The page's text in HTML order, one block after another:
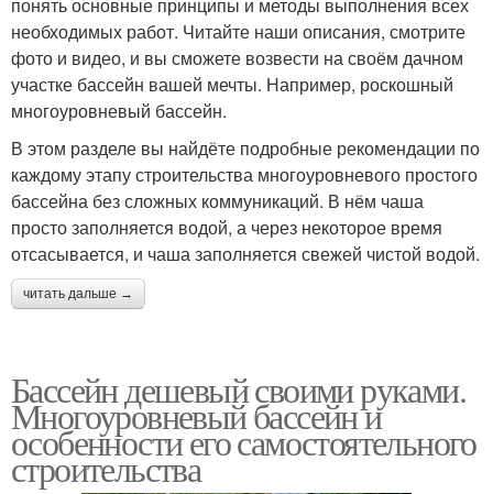
понять основные принципы и методы выполнения всех
необходимых работ. Читайте наши описания, смотрите
фото и видео, и вы сможете возвести на своём дачном
участке бассейн вашей мечты. Например, роскошный
многоуровневый бассейн.
В этом разделе вы найдёте подробные рекомендации по
каждому этапу строительства многоуровневого простого
бассейна без сложных коммуникаций. В нём чаша
просто заполняется водой, а через некоторое время
отсасывается, и чаша заполняется свежей чистой водой.
читать дальше →
Бассейн дешевый своими руками.
Многоуровневый бассейн и
особенности его самостоятельного
строительства